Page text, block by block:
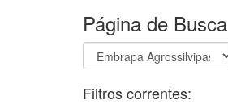
Página de Busca
Filtros correntes: